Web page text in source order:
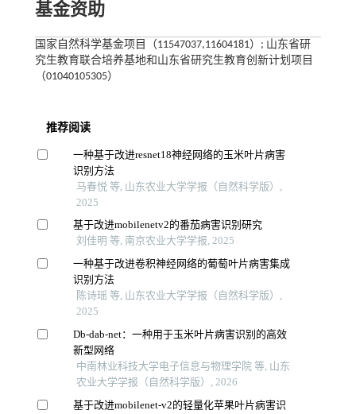
基金资助
国家自然科学基金项目（11547037,11604181）; 山东省研
究生教育联合培养基地和山东省研究生教育创新计划项目
（01040105305）